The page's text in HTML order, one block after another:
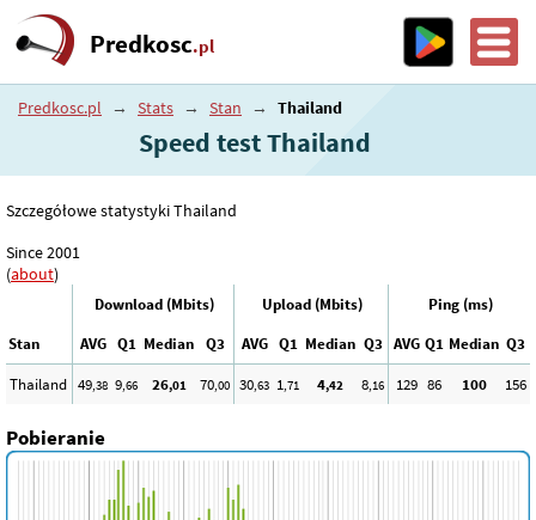
Predkosc.pl
Predkosc.pl → Stats → Stan → Thailand
Speed test Thailand
Szczegółowe statystyki Thailand
Since 2001
(about)
Download (Mbits) Upload (Mbits)
Ping (ms)
Stan
AVG Q1 Median Q3 AVG Q1 Median Q3 AVG Q1 Median Q3
Thailand 49,38 9,66 26,01 70,00 30,63 1,71 4,42 8,16 129 86 100 156
Pobieranie